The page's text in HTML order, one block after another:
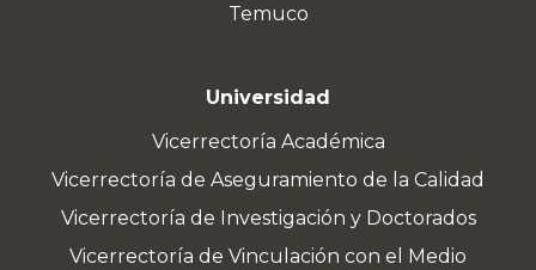
Temuco
Universidad
Vicerrectoría Académica
Vicerrectoría de Aseguramiento de la Calidad
Vicerrectoría de Investigación y Doctorados
Vicerrectoría de Vinculación con el Medio